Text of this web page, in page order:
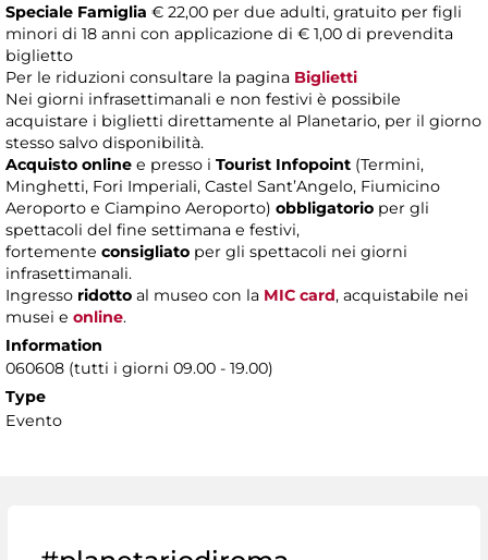
Speciale Famiglia € 22,00 per due adulti, gratuito per figli
minori di 18 anni con applicazione di € 1,00 di prevendita
biglietto
Per le riduzioni consultare la pagina Biglietti
Nei giorni infrasettimanali e non festivi è possibile
acquistare i biglietti direttamente al Planetario, per il giorno
stesso salvo disponibilità.
Acquisto online e presso i Tourist Infopoint (Termini,
Minghetti, Fori Imperiali, Castel Sant’Angelo, Fiumicino
Aeroporto e Ciampino Aeroporto) obbligatorio per gli
spettacoli del fine settimana e festivi,
fortemente consigliato per gli spettacoli nei giorni
infrasettimanali.
Ingresso ridotto al museo con la MIC card, acquistabile nei
musei e online.
Information
060608 (tutti i giorni 09.00 - 19.00)
Type
Evento